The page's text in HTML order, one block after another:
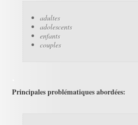
adultes
adolescents
enfants
couples
Principales problématiques abordées: